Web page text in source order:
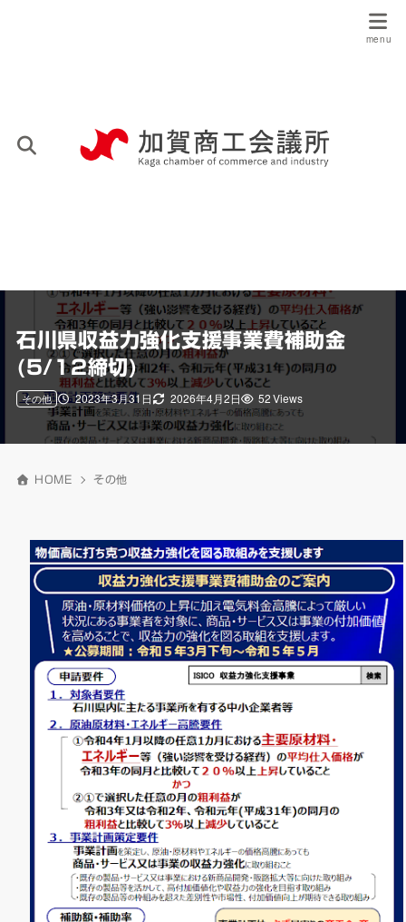
石川県収益力強化支援事業費補助金
(5/12締切)
2023年3月31日 2026年4月2日
その他 52 Views
HOME その他